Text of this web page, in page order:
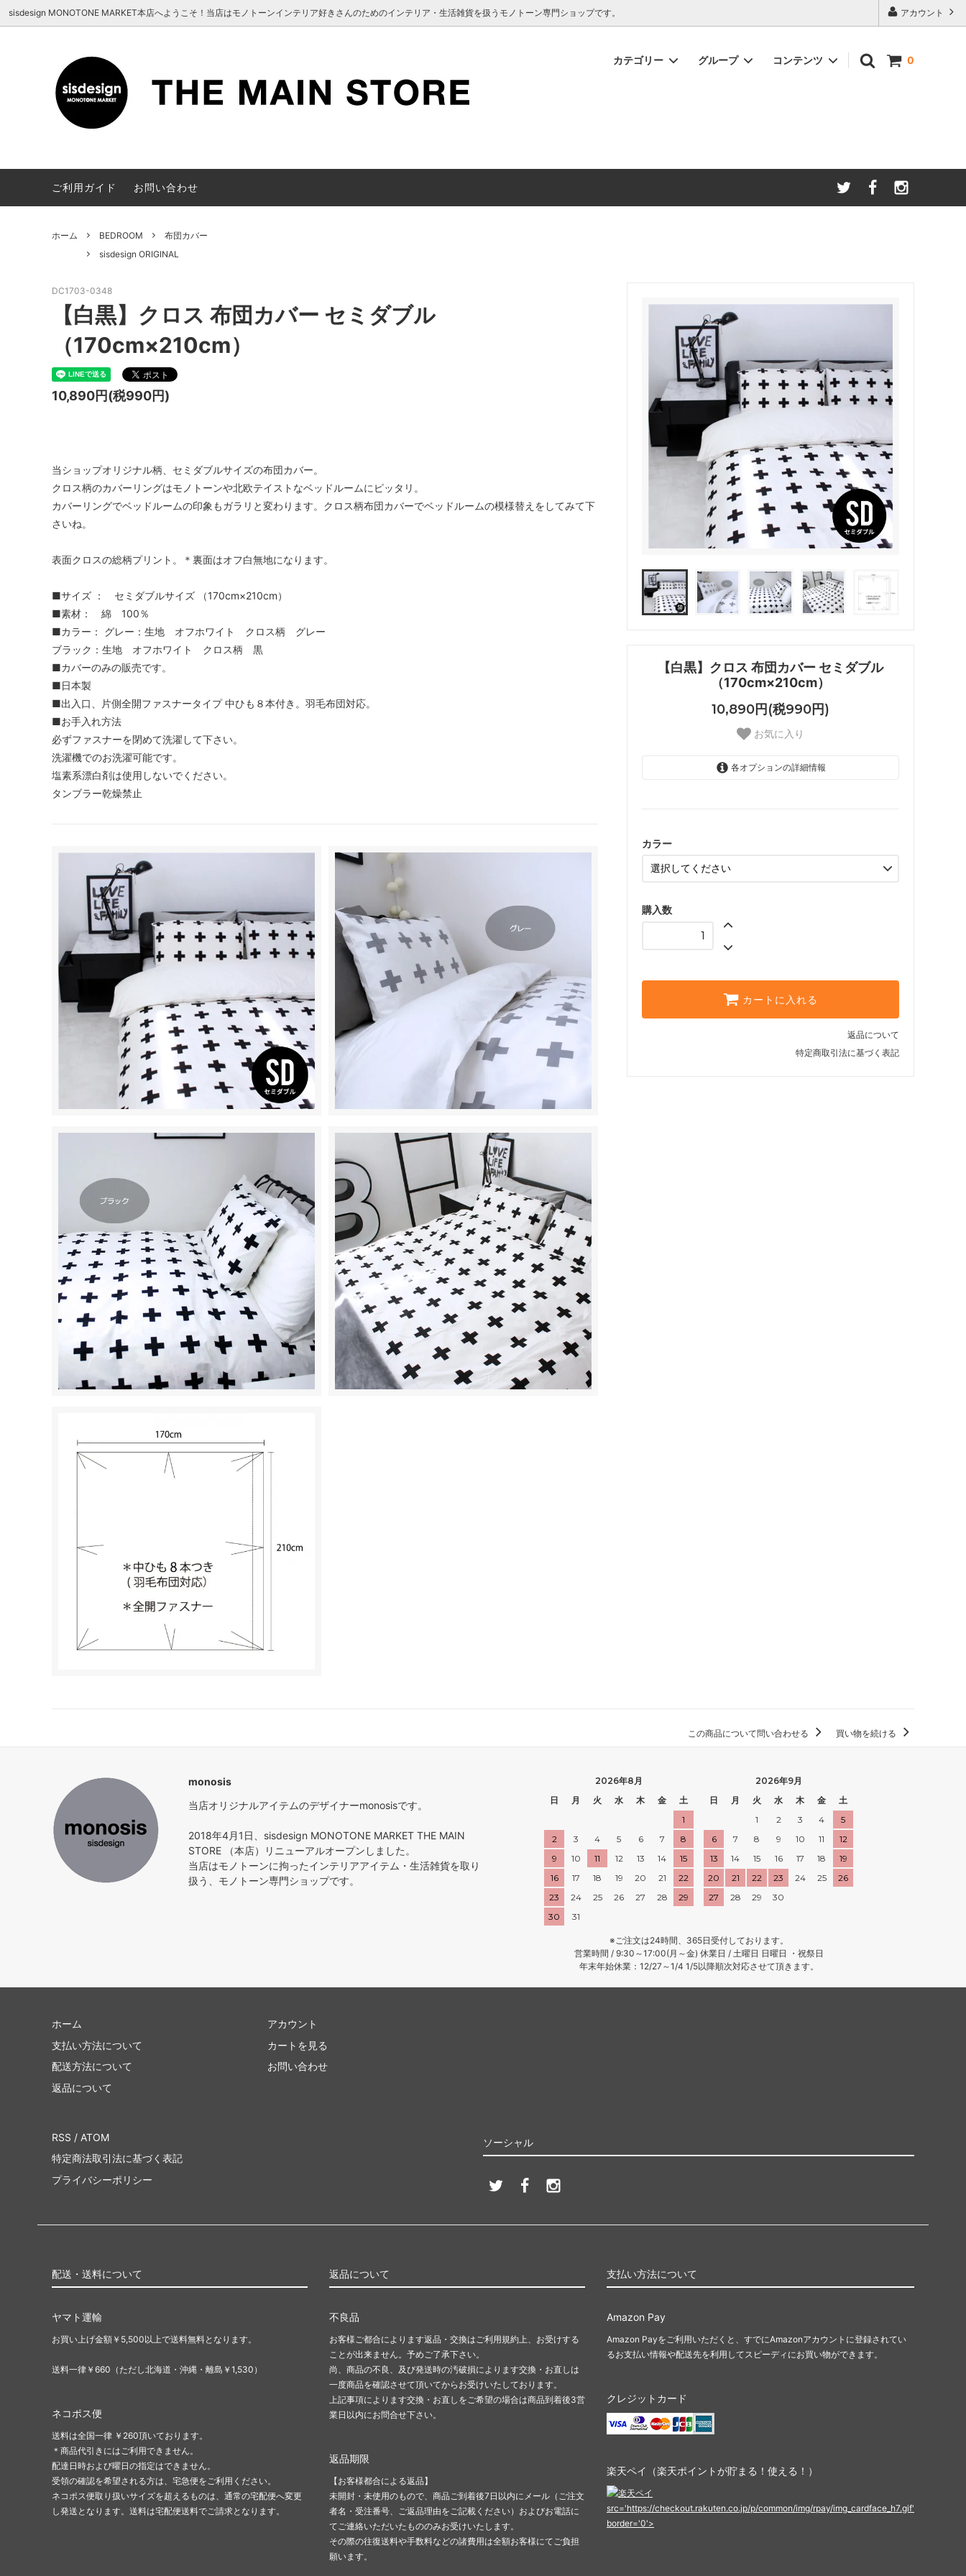
アカウント
sisdesign MONOTONE MARKET本店へようこそ！当店はモノトーンインテリア好きさんのためのインテリア・生活雑貨を扱うモノトーン専門ショップです。
0
カテゴリー
BATH / SANITARY
STATIONERY
グループ
sisdesign ORIGINAL Meraki
コンテンツ
HELLO！(sisdesign MONOTONE
MARKET にようこそ）
商品確認のお願い
ご利用ガイド お問い合わせ
ホーム BEDROOM
布団カバー
sisdesign ORIGINAL
【白黒】クロス 布団カバー セミダブル
（170cm×210cm）
10,890円(税990円)
お気に入り
各オプションの詳細情報
カラー
購入数
カートに入れる
返品について
特定商取引法に基づく表記
DC1703-0348
【白黒】クロス 布団カバー セミダブル
（170cm×210cm）
10,890円(税990円)
当ショップオリジナル柄、セミダブルサイズの布団カバー。
クロス柄のカバーリングはモノトーンや北欧テイストなベッドルームにピッタリ。
カバーリングでベッドルームの印象もガラリと変わります。クロス柄布団カバーでベッドルームの模様替えをしてみて下
さいね。
表面クロスの総柄プリント。＊裏面はオフ白無地になります。
■サイズ ： セミダブルサイズ （170cm×210cm）
■素材： 綿 100％
■カラー： グレー：生地 オフホワイト クロス柄 グレー
ブラック：生地 オフホワイト クロス柄 黒
■カバーのみの販売です。
■日本製
■出入口、片側全開ファスナータイプ 中ひも８本付き。羽毛布団対応。
■お手入れ方法
必ずファスナーを閉めて洗濯して下さい。
洗濯機でのお洗濯可能です。
塩素系漂白剤は使用しないでください。
タンブラー乾燥禁止
この商品について問い合わせる 買い物を続ける
monosis
当店オリジナルアイテムのデザイナーmonosisです。
2018年4月1日、sisdesign MONOTONE MARKET THE MAIN
STORE （本店）リニューアルオープンしました。
当店はモノトーンに拘ったインテリアアイテム・生活雑貨を取り
扱う、モノトーン専門ショップです。
2026年8月
日
月 火 水 木 金
土
1
2
3 4 5 6 7
8
9
10 11 12 13 14
15
16
17 18 19 20 21
22
23
24 25 26 27 28
29
30
31
2026年9月
日
月 火 水 木 金
土
1
2 3 4
5
6
7 8 9 10 11
12
13
14 15 16 17 18
19
20
21 22 23 24 25
26
27
28 29 30
※ご注文は24時間、365日受付しております。
営業時間 / 9:30～17:00(月～金) 休業日 / 土曜日 日曜日 ・祝祭日
年末年始休業：12/27～1/4 1/5以降順次対応させて頂きます。
ホーム
支払い方法について
配送方法について
返品について
アカウント
カートを見る
お問い合わせ
ソーシャル
RSS / ATOM
特定商法取引法に基づく表記
プライバシーポリシー
配送・送料について
ヤマト運輸
お買い上げ金額￥5,500以上で送料無料となります。
送料一律￥660（ただし北海道・沖縄・離島￥1,530）
ネコポス便
送料は全国一律 ￥260頂いております。
＊商品代引きにはご利用できません。
配達日時および曜日の指定はできません。
受領の確認を希望される方は、宅急便をご利用ください。
ネコポス便取り扱いサイズを超えるものは、通常の宅配便へ変更
し発送となります。送料は宅配便送料でご請求となります。
返品について
不良品
お客様ご都合によります返品・交換はご利用規約上、お受けする
ことが出来ません。予めご了承下さい。
尚、商品の不良、及び発送時の汚破損によります交換・お直しは
一度商品を確認させて頂いてからお受けいたしております。
上記事項によります交換・お直しをご希望の場合は商品到着後3営
業日以内にお問合せ下さい。
返品期限
【お客様都合による返品】
未開封・未使用のもので、商品ご到着後7日以内にメール（ご注文
者名・受注番号、ご返品理由をご記載ください）およびお電話に
てご連絡いただいたもののみお受けいたします。
その際の往復送料や手数料などの諸費用は全額お客様にてご負担
願います。
支払い方法について
Amazon Pay
Amazon Payをご利用いただくと、すでにAmazonアカウントに登録されてい
るお支払い情報や配送先を利用してスピーディにお買い物ができます。
クレジットカード
楽天ペイ（楽天ポイントが貯まる！使える！）
src='https://checkout.rakuten.co.jp/p/common/img/rpay/img_cardface_h7.gif'
border='0'>